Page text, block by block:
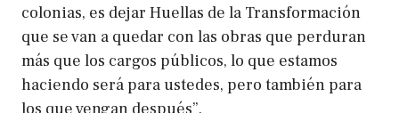
colonias, es dejar Huellas de la Transformación
que se van a quedar con las obras que perduran
más que los cargos públicos, lo que estamos
haciendo será para ustedes, pero también para
los que vengan después”.